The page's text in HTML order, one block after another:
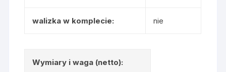
walizka w komplecie: nie
Wymiary i waga (netto):